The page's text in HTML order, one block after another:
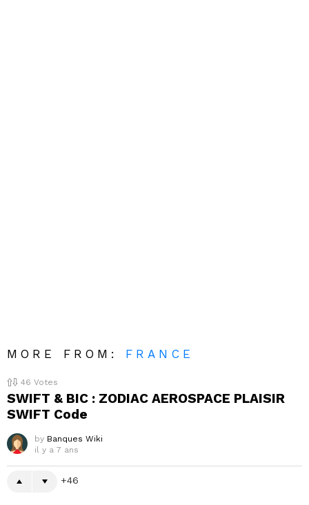
MORE FROM: FRANCE
46 Votes
SWIFT & BIC : ZODIAC AEROSPACE PLAISIR
SWIFT Code
by Banques Wiki
il y a 7 ans
46